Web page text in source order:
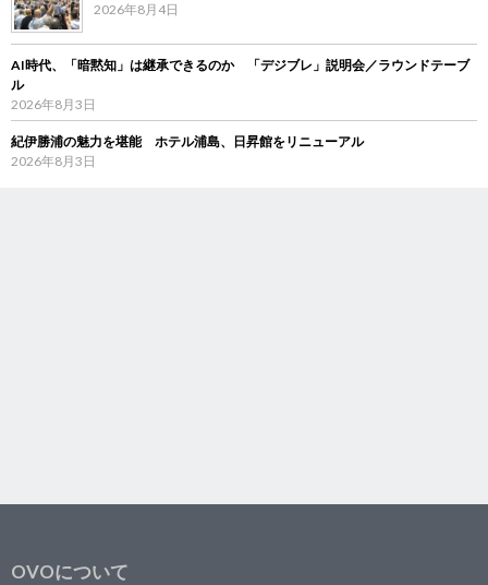
2026年8月4日
AI時代、「暗黙知」は継承できるのか 「デジブレ」説明会／ラウンドテーブ
ル
2026年8月3日
紀伊勝浦の魅力を堪能 ホテル浦島、日昇館をリニューアル
2026年8月3日
OVOについて